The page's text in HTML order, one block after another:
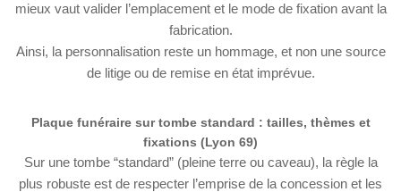
mieux vaut valider l’emplacement et le mode de fixation avant la
fabrication.
Ainsi, la personnalisation reste un hommage, et non une source
de litige ou de remise en état imprévue.
Plaque funéraire sur tombe standard : tailles, thèmes et
fixations (Lyon 69)
Sur une tombe “standard” (pleine terre ou caveau), la règle la
plus robuste est de respecter l’emprise de la concession et les